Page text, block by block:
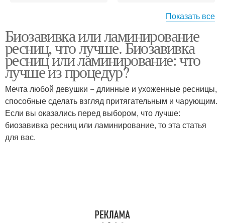
ламинирования
Действия при
самостоятельном
ламинировании
Стартовый набор
Набор для
биоламинирования
Показать все
Биозавивка или ламинирование
ресниц, что лучше. Биозавивка
ресниц или ламинирование: что
лучше из процедур?
Мечта любой девушки − длинные и ухоженные ресницы,
способные сделать взгляд притягательным и чарующим.
Если вы оказались перед выбором, что лучше:
биозавивка ресниц или ламинирование, то эта статья
для вас.